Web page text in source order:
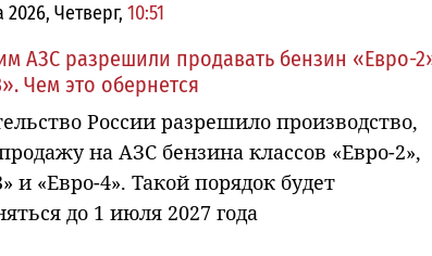
2026, Четверг, 10:51
АЗС разрешили продавать бензин «Евро-
Чем это обернется
России разрешило производство,
на АЗС бензина классов «Евро-2»,
и «Евро-4». Такой порядок будет
до 1 июля 2027 года